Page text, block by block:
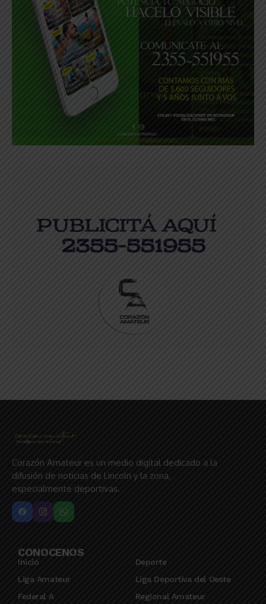
Corazón Amateur es un medio digital dedicado a la
difusión de noticias de Lincoln y la zona,
especialmente deportivas.
CONOCENOS
Inicio
Deporte
Liga Amateur
Liga Deportiva del Oeste
Federal A
Regional Amateur